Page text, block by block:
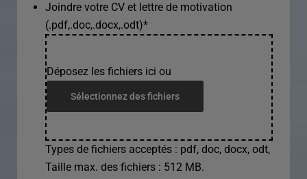
Joindre votre CV et lettre de motivation
(.pdf,.doc,.docx,.odt)*
Déposez les fichiers ici ou
Sélectionnez des fichiers
Types de fichiers acceptés : pdf, doc, docx, odt,
Taille max. des fichiers : 512 MB.